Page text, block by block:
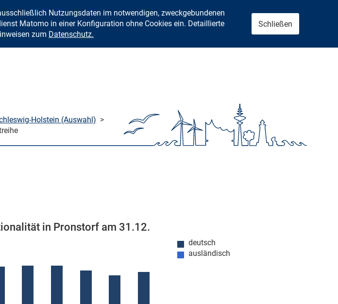
Zum Inhalt springenNutzungsdaten im notwendigen, zweckgebundenen
Matomo in einer Konfiguration ohne Cookies ein. Detaillierte
zum Datenschutz.
Schließen
Holstein (Auswahl) >
in Pronstorf am 31.12.
deutsch
ausländisch